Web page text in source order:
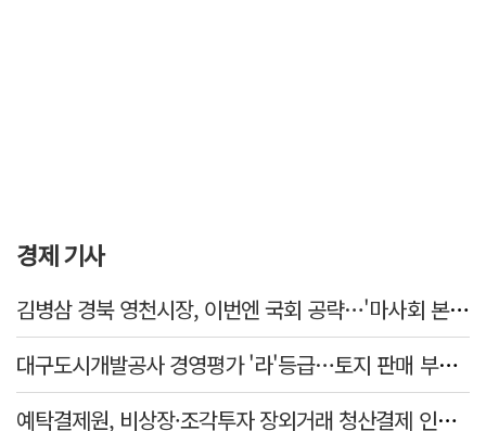
경제 기사
김병삼 경북 영천시장, 이번엔 국회 공략…'마사회 본사 이전·광역교통망 확충' 요청
대구도시개발공사 경영평가 '라'등급…토지 판매 부진에 1년 만에 두 단계 '뚝'
예탁결제원, 비상장·조각투자 장외거래 청산결제 인프라 구축 착수…연내 가동